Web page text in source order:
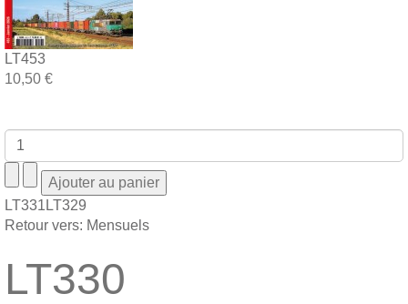
LT453
10,50 €
LT331 LT329
Retour vers: Mensuels
LT330